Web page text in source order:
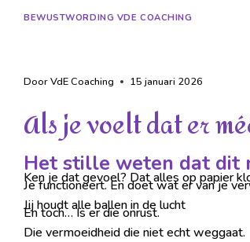
BEWUSTWORDING VDE COACHING
DoorVdE Coaching 15 januari 2026
Als je voelt dat er
Het stille weten dat dit
Ken je dat gevoel? Dat alles op papier
Je functioneert. En doet wat er van je
Jij houdt alle ballen in de lucht
En toch… Is er die onrust.
Die vermoeidheid die niet echt weggaat.